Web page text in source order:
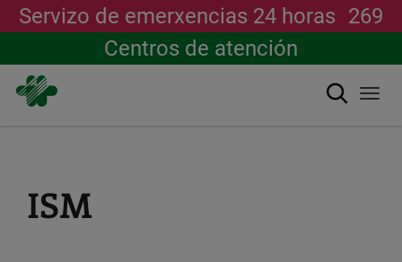
Servizo de emerxencias 24 horas 269
Centros de atención
Buscar
ISM